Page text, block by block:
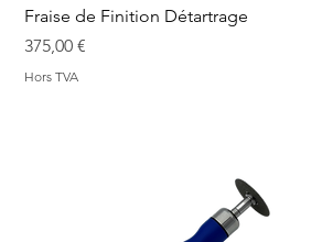
Fraise de Finition Détartrage
Prix
375,00 €
Hors TVA